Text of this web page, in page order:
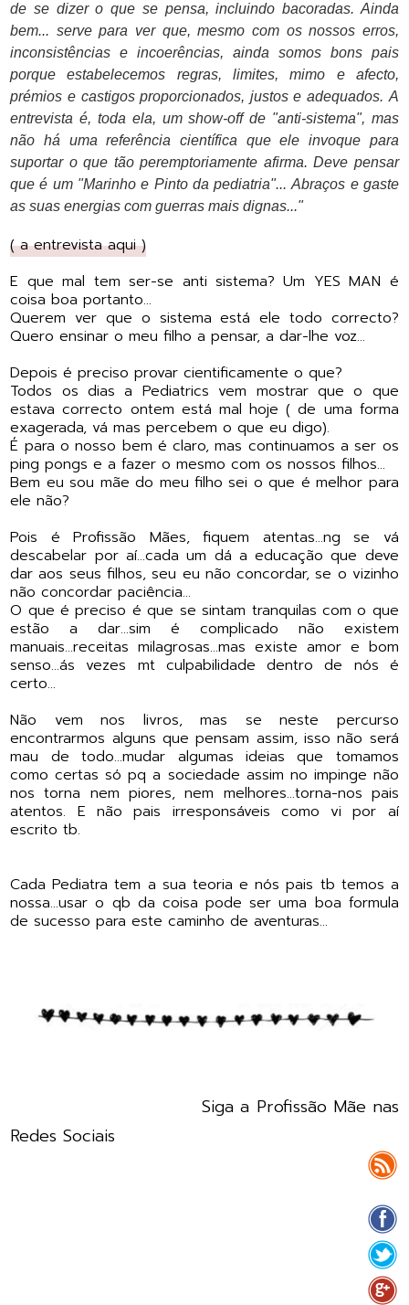
de se dizer o que se pensa, incluindo bacoradas. Ainda
bem... serve para ver que, mesmo com os nossos erros,
inconsistências e incoerências, ainda somos bons pais
porque estabelecemos regras, limites, mimo e afecto,
prémios e castigos proporcionados, justos e adequados. A
entrevista é, toda ela, um show-off de "anti-sistema", mas
não há uma referência científica que ele invoque para
suportar o que tão peremptoriamente afirma. Deve pensar
que é um "Marinho e Pinto da pediatria"... Abraços e gaste
as suas energias com guerras mais dignas..."
( a entrevista aqui )
E que mal tem ser-se anti sistema? Um YES MAN é
coisa boa portanto...
Querem ver que o sistema está ele todo correcto?
Quero ensinar o meu filho a pensar, a dar-lhe voz...
Depois é preciso provar cientificamente o que?
Todos os dias a Pediatrics vem mostrar que o que
estava correcto ontem está mal hoje ( de uma forma
exagerada, vá mas percebem o que eu digo).
É para o nosso bem é claro, mas continuamos a ser os
ping pongs e a fazer o mesmo com os nossos filhos...
Bem eu sou mãe do meu filho sei o que é melhor para
ele não?
Pois é Profissão Mães, fiquem atentas...ng se vá
descabelar por aí...cada um dá a educação que deve
dar aos seus filhos, seu eu não concordar, se o vizinho
não concordar paciência...
O que é preciso é que se sintam tranquilas com o que
estão a dar...sim é complicado não existem
manuais...receitas milagrosas...mas existe amor e bom
senso...ás vezes mt culpabilidade dentro de nós é
certo...
Não vem nos livros, mas se neste percurso
encontrarmos alguns que pensam assim, isso não será
mau de todo...mudar algumas ideias que tomamos
como certas só pq a sociedade assim no impinge não
nos torna nem piores, nem melhores...torna-nos pais
atentos. E não pais irresponsáveis como vi por aí
escrito tb.
Cada Pediatra tem a sua teoria e nós pais tb temos a
nossa...usar o qb da coisa pode ser uma boa formula
de sucesso para este caminho de aventuras...
Siga a Profissão Mãe nas
Redes Sociais